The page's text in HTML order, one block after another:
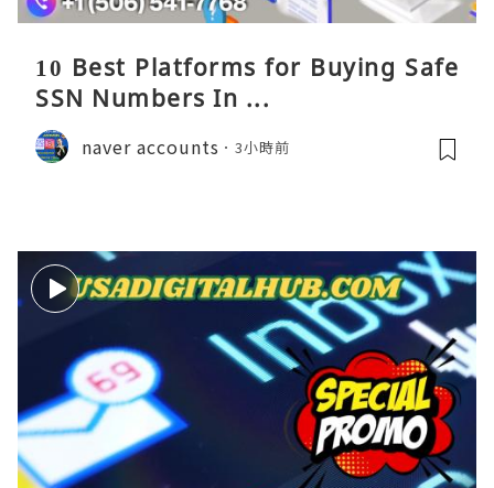
10 Best Platforms for Buying Safe
SSN Numbers In ...
naver accounts 3小時前